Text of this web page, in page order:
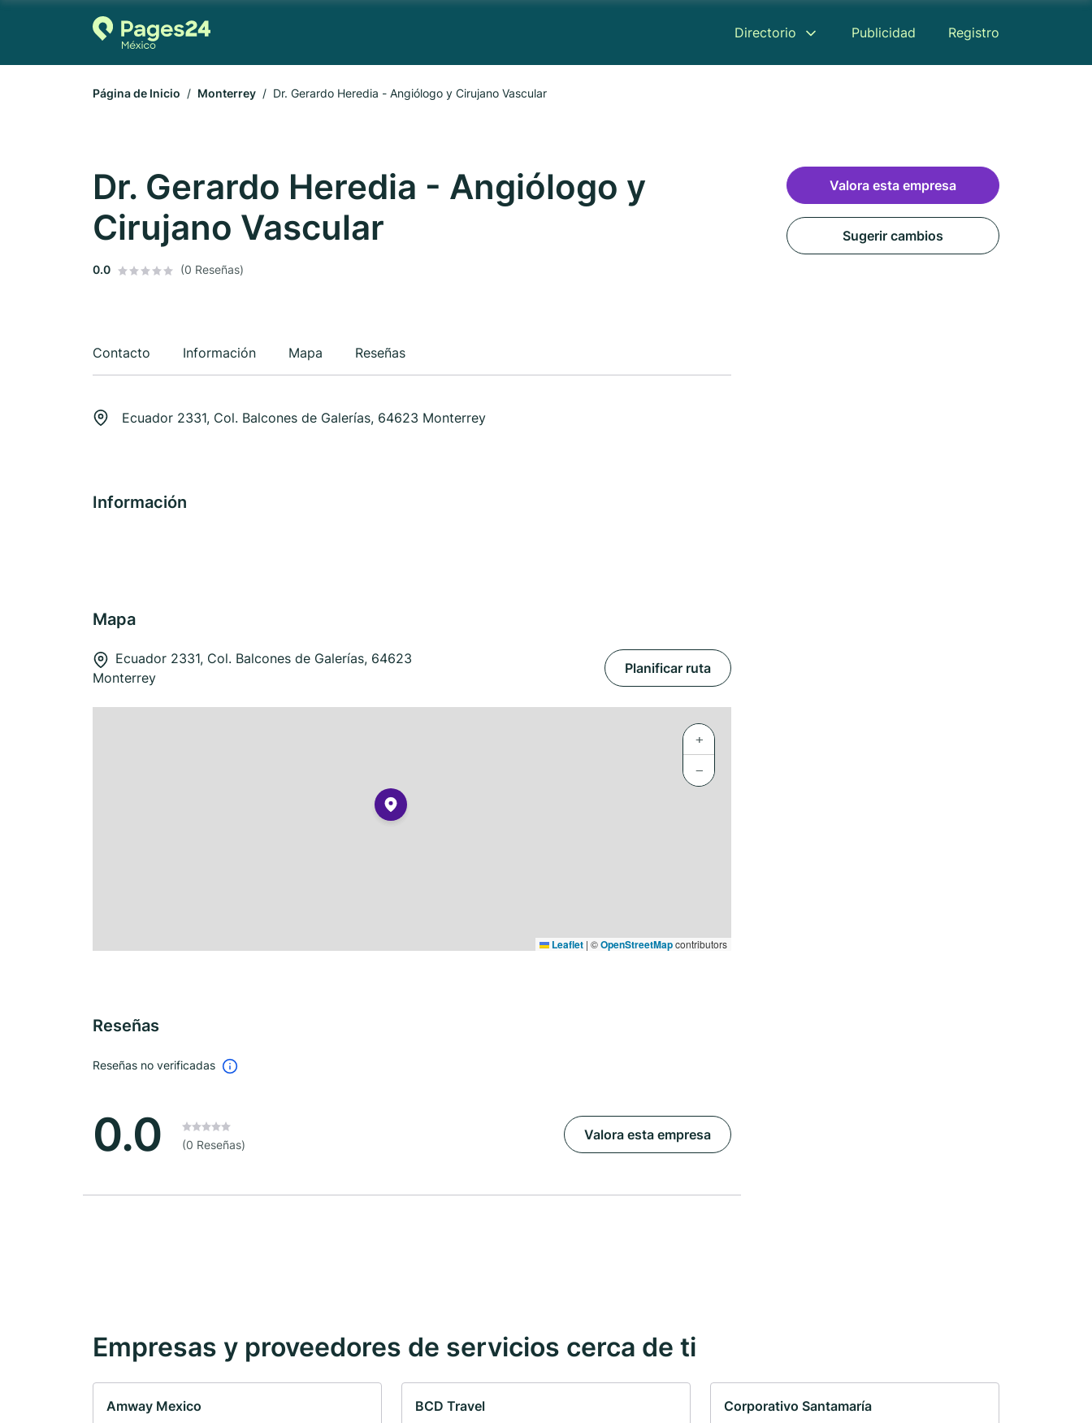
Directorio Publicidad Registro
Página de Inicio Monterrey Dr. Gerardo Heredia - Angiólogo y Cirujano Vascular
Dr. Gerardo Heredia - Angiólogo y
Cirujano Vascular
0.0 (0 Reseñas)
Contacto Información Mapa Reseñas
Ecuador 2331, Col. Balcones de Galerías, 64623 Monterrey
Información
Mapa
Ecuador 2331, Col. Balcones de Galerías, 64623
Monterrey
Planificar ruta
+
−
Leaflet | ©OpenStreetMapcontributors
Reseñas
Reseñas no verificadas
0.0 (0 Reseñas)
Valora esta empresa
Valora esta empresa
Sugerir cambios
Empresas y proveedores de servicios cerca de ti
Amway Mexico BCD Travel Corporativo Santamaría